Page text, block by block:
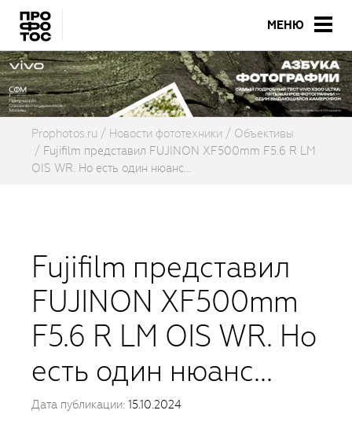
МЕНЮ
Prophotos.ru Новости фототехники
Объективы
Fujifilm представил FUJINON XF500mm F5.6 R LM
OIS WR. Но есть один нюанс...
Fujifilm представил
FUJINON XF500mm
F5.6 R LM OIS WR. Но
есть один нюанс...
Дата публикации: 15.10.2024